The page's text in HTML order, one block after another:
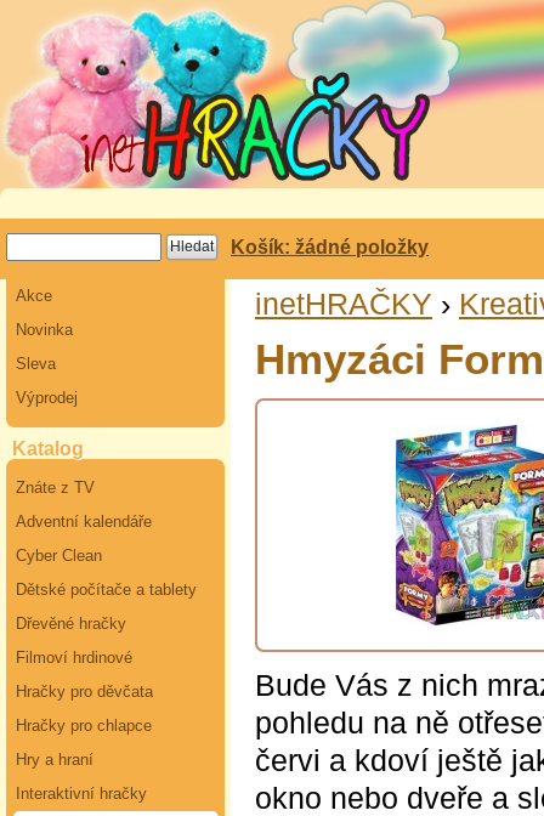
Košík: žádné položky
Akce
Novinka
Sleva
Výprodej
Katalog
Znáte z TV
Adventní kalendáře
Cyber Clean
Dětské počítače a tablety
Dřevěné hračky
Filmoví hrdinové
Hračky pro děvčata
Hračky pro chlapce
Hry a hraní
Interaktivní hračky
inetHRAČKY ›
Hmyzáci
Bude Vás z nich
pohledu na ně
červi a kdoví ještě
okno nebo dveře a